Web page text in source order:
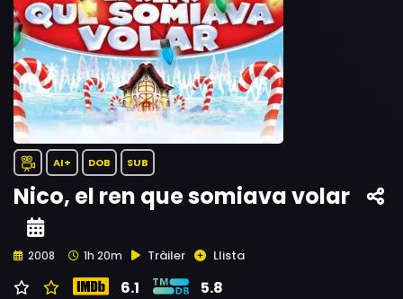
AI+ DOB SUB
Nico, el ren que somiava volar
2008 1h 20m Tràiler Llista
6.1 5.8